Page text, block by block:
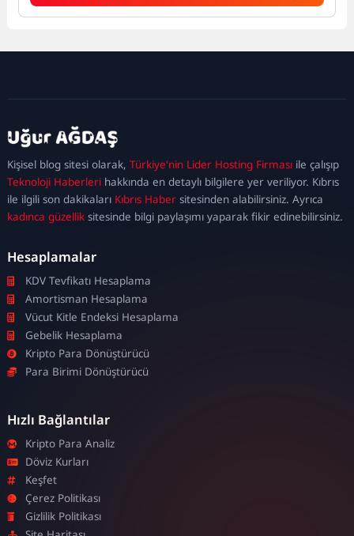
Kişisel blog sitesi olarak,Türkiye'nin Lider Hosting Firması ile çalışıp
Teknoloji Haberleri hakkında en detaylı bilgilere yer veriliyor. Kıbrıs
ile ilgili son dakikaları Kıbrıs Haber sitesinden alabilirsiniz. Ayrıca
kadınca güzellik sitesinde bilgi paylaşımı yaparak fikir edinebilirsiniz.
kadıköy
escortmaltepe
escortataşehir
escortümraniye
escort
Hesaplamalar
KDV Tevfikatı Hesaplama
Amortisman Hesaplama
Vücut Kitle Endeksi Hesaplama
Gebelik Hesaplama
Kripto Para Dönüştürücü
Para Birimi Dönüştürücü
Hızlı Bağlantılar
Kripto Para Analiz
Döviz Kurları
Keşfet
Çerez Politikası
Gizlilik Politikası